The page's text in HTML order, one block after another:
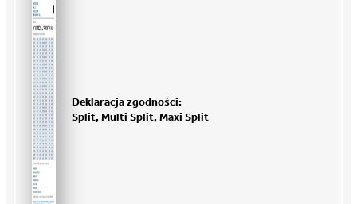
Deklaracja zgodności:
Split, Multi Split, Maxi Split